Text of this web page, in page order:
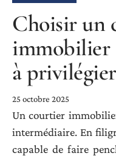
Choisir un
immobilier
à privilégier
25 octobre 2025
Un courtier
intermédiaire. En
capable de faire